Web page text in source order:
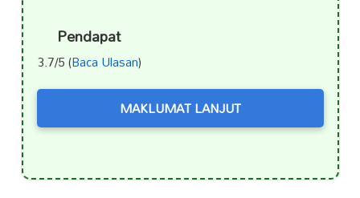
Pendapat
3.7/5 (Baca Ulasan)
MAKLUMAT LANJUT